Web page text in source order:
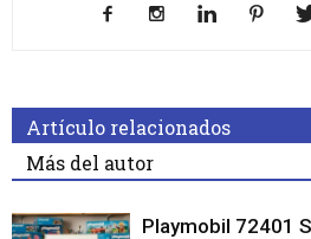
Artículo relacionados
Más del autor
Playmobil 72401